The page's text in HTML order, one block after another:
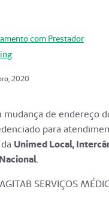
com Prestador
2020
mudança de endereço
para
Unimed Local,
.
SERVIÇOS